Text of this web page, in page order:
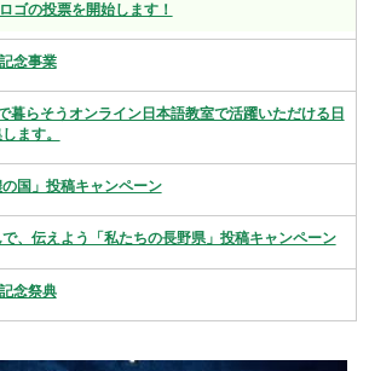
ゴの投票を開始します！
念事業
暮らそうオンライン日本語教室で活躍いただける日
ます。
国」投稿キャンペーン
、伝えよう「私たちの長野県」投稿キャンペーン
念祭典